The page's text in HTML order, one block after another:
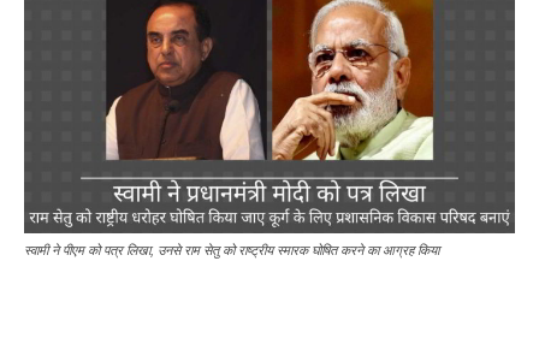
स्वामी ने पीएम को पत्र लिखा, उनसे राम सेतु को राष्ट्रीय स्मारक घोषित करने का आग्रह किया